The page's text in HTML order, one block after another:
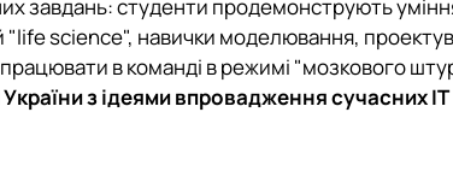
завдань: студенти продемонструють
"life science", навички моделювання,
в команді в режимі "мозкового
з ідеями впровадження сучасних ІТ